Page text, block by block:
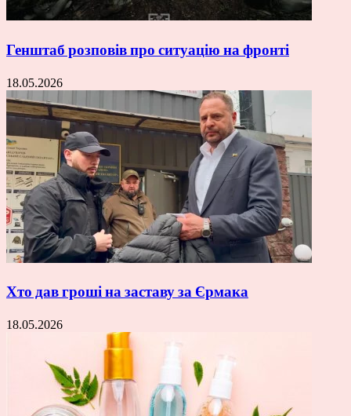
Генштаб розповів про ситуацію на фронті
18.05.2026
Хто дав гроші на заставу за Єрмака
18.05.2026